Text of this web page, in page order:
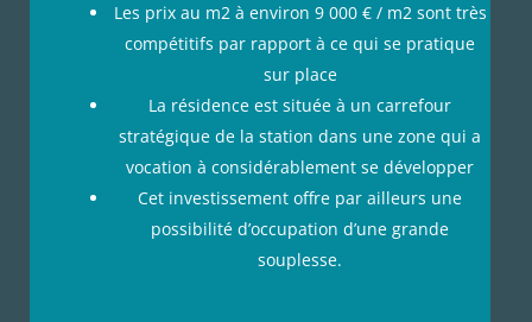
Les prix au m2 à environ 9 000 € / m2 sont très
compétitifs par rapport à ce qui se pratique
sur place
La résidence est située à un carrefour
stratégique de la station dans une zone qui a
vocation à considérablement se développer
Cet investissement offre par ailleurs une
possibilité d’occupation d’une grande
souplesse.